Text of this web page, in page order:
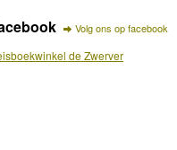
Volg ons op facebook
de Zwerver